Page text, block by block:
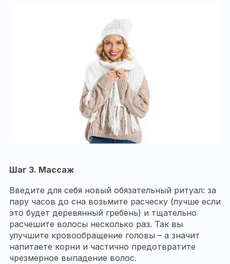
Шаг 3. Массаж
Введите для себя новый обязательный ритуал: за
пару часов до сна возьмите расческу (лучше если
это будет деревянный гребень) и тщательно
расчешите волосы несколько раз. Так вы
улучшите кровообращение головы – а значит
напитаете корни и частично предотвратите
чрезмерное выпадение волос.